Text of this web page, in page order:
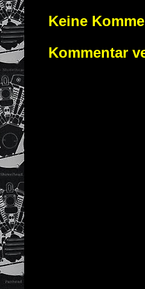
Keine
Kommentar